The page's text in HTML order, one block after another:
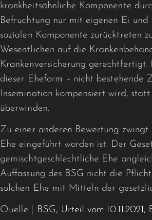
krankheitsähnliche Komponente
Befruchtung nur mit eigenen Ei­
sozialen Kompo­nente zurücktreten
Wesentlichen auf die
Krankenversicherung
dieser Eheform – nicht bestehende
Insemination kompensiert wird,
überwinden.
Zu einer anderen Bewertung zwingt
Ehe eingeführt worden ist. Der
gemischtgeschlechtliche Ehe
Auffassung des BSG nicht die
solchen Ehe mit Mitteln der
Quelle | BSG, Urteil vom 10.11.2021,